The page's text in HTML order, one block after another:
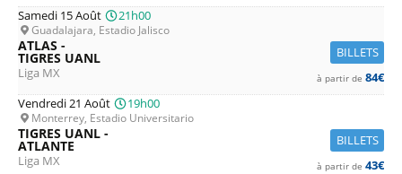
Samedi 15 Août
21h00
Guadalajara, Estadio Jalisco
BILLETS
ATLAS -
TIGRES UANL
Liga MX à partir de 84€
Vendredi 21 Août
19h00
Monterrey, Estadio Universitario
BILLETS
TIGRES UANL -
ATLANTE
Liga MX à partir de 43€